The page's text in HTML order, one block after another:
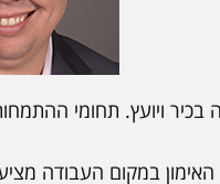
ויועץ. תחומי
במקום העבודה